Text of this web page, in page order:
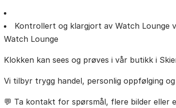
Kontrollert og klargjort av Watch Lounge
Watch Lounge
Klokken kan sees og prøves i vår butikk i
Vi tilbyr trygg handel, personlig oppfølging
💬 Ta kontakt for spørsmål, flere bilder eller